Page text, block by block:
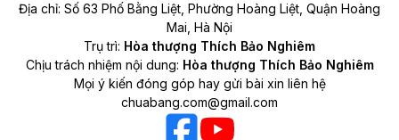
Địa chỉ: Số 63 Phố Bằng Liệt, Phường Hoàng Liệt, Quận Hoàng
Mai, Hà Nội
Trụ trì: Hòa thượng Thích Bảo Nghiêm
Chịu trách nhiệm nội dung: Hòa thượng Thích Bảo Nghiêm
Mọi ý kiến đóng góp hay gửi bài xin liên hệ
chuabang.com@gmail.com